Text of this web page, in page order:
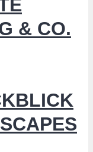
& CO.